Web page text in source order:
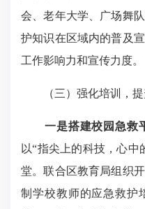
会、老年大学、广场舞
护知识在区域内的普及
工作影响力和宣传力度。
（三）强化培训，
一是搭建校园急救
以“指尖上的科技，心
堂。联合区教育局组织
制学校教师的应急救护